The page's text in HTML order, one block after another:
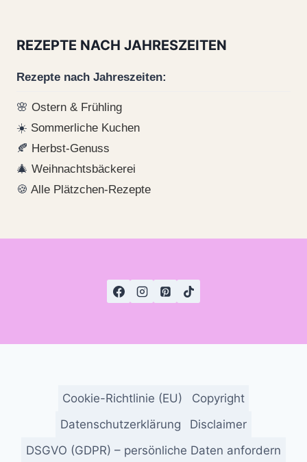
REZEPTE NACH JAHRESZEITEN
Rezepte nach Jahreszeiten:
🌸 Ostern & Frühling
☀️ Sommerliche Kuchen
🍂 Herbst-Genuss
🎄 Weihnachtsbäckerei
🍪 Alle Plätzchen-Rezepte
Cookie-Richtlinie (EU)
Copyright
Datenschutzerklärung
Disclaimer
DSGVO (GDPR) – persönliche Daten anfordern